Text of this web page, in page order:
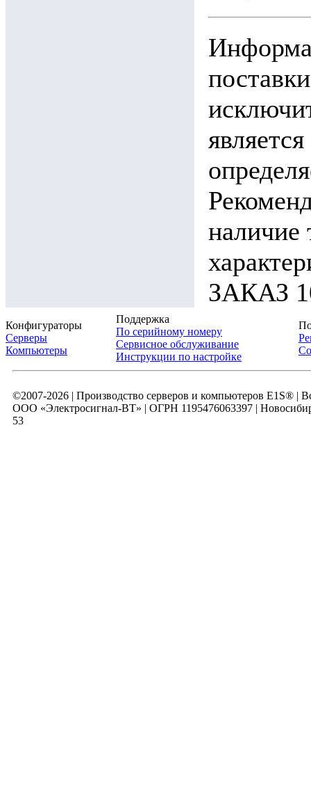
наличие
ЗАКАЗ
Конфигураторы
Серверы
Компьютеры
Поддержка
По серийному номеру
Сервисное обслуживание
Инструкции по настройке
©2007-2026 | Производство серверов и компьютеров E1S® |
ООО «Электросигнал-ВТ» | ОГРН 1195476063397 |
53